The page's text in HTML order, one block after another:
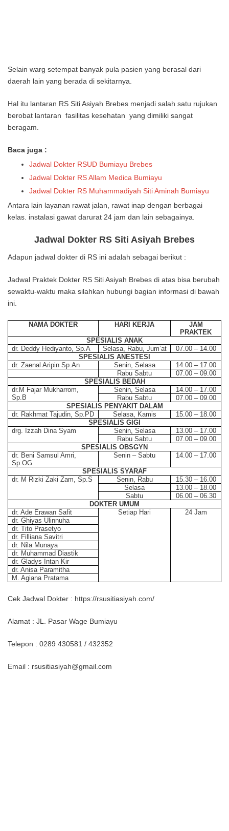
Selain warg setempat banyak pula pasien yang berasal dari
daerah lain yang berada di sekitarnya.
Hal itu lantaran RS Siti Asiyah Brebes menjadi salah satu rujukan
berobat lantaran fasilitas kesehatan yang dimiliki sangat
beragam.
Baca juga :
Jadwal Dokter RSUD Bumiayu Brebes
Jadwal Dokter RS Allam Medica Bumiayu
Jadwal Dokter RS Muhammadiyah Siti Aminah Bumiayu
Antara lain layanan rawat jalan, rawat inap dengan berbagai
kelas. instalasi gawat darurat 24 jam dan lain sebagainya.
Jadwal Dokter RS Siti Asiyah Brebes
Adapun jadwal dokter di RS ini adalah sebagai berikut :
Jadwal Praktek Dokter RS Siti Asiyah Brebes di atas bisa berubah
sewaktu-waktu maka silahkan hubungi bagian informasi di bawah
ini.
NAMA DOKTER HARI KERJA
JAM
PRAKTEK
SPESIALIS ANAK
dr. Deddy Hediyanto, Sp.A
Selasa, Rabu, Jum’at
07.00 – 14.00
SPESIALIS ANESTESI
dr. Zaenal Aripin Sp.An
Senin, Selasa
14.00 – 17.00
Rabu Sabtu
07.00 – 09.00
SPESIALIS BEDAH
dr.M Fajar Mukharrom,
Sp.B
Senin, Selasa
14.00 – 17.00
Rabu Sabtu
07.00 – 09.00
SPESIALIS PENYAKIT DALAM
dr. Rakhmat Tajudin, Sp.PD
Selasa, Kamis
15.00 – 18.00
SPESIALIS GIGI
drg. Izzah Dina Syam
Senin, Selasa
13.00 – 17.00
Rabu Sabtu
07.00 – 09.00
SPESIALIS OBSGYN
dr. Beni Samsul Amri,
Sp.OG
Senin – Sabtu 14.00 – 17.00
SPESIALIS SYARAF
dr. M Rizki Zaki Zam, Sp.S
Senin, Rabu
15.30 – 16.00
Selasa
13.00 – 18.00
Sabtu
06.00 – 06.30
DOKTER UMUM
dr. Ade Erawan Safit
Setiap Hari
24 Jam
dr. Ghiyas Ulinnuha
dr. Tito Prasetyo
dr. Filliana Savitri
dr. Nila Munaya
dr. Muhammad Diastik
dr. Gladys Intan Kir
dr. Anisa Paramitha
M. Agiana Pratama
Cek Jadwal Dokter : https://rsusitiasiyah.com/
Alamat : JL. Pasar Wage Bumiayu
Telepon : 0289 430581 / 432352
Email : rsusitiasiyah@gmail.com